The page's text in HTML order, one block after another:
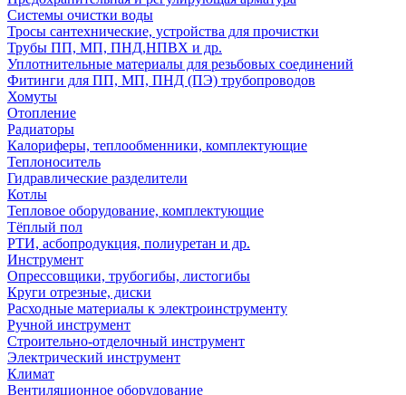
Системы очистки воды
Тросы сантехнические, устройства для прочистки
Трубы ПП, МП, ПНД,НПВХ и др.
Уплотнительные материалы для резьбовых соединений
Фитинги для ПП, МП, ПНД (ПЭ) трубопроводов
Хомуты
Отопление
Радиаторы
Калориферы, теплообменники, комплектующие
Теплоноситель
Гидравлические разделители
Котлы
Тепловое оборудование, комплектующие
Тёплый пол
РТИ, асбопродукция, полиуретан и др.
Инструмент
Опрессовщики, трубогибы, листогибы
Круги отрезные, диски
Расходные материалы к электроинструменту
Ручной инструмент
Строительно-отделочный инструмент
Электрический инструмент
Климат
Вентиляционное оборудование